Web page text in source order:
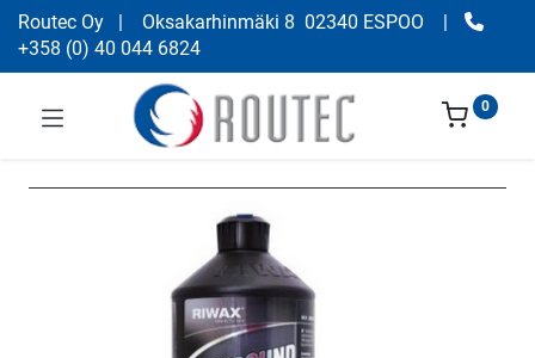
Routec Oy | Oksakarhinmäki 8 02340 ESPOO
|
+358 (0) 40 044 6824
0